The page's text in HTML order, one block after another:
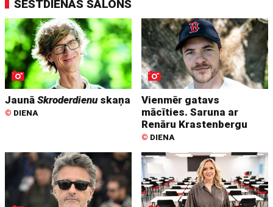
SESTDIENAS SALONS
JaunāSkroderdienuskaņa
© DIENA
Vienmēr gatavs
mācīties. Saruna ar
Renāru Krastenbergu
© DIENA